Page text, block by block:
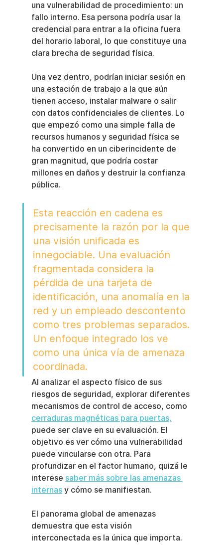
una vulnerabilidad de procedimiento: un
fallo interno. Esa persona podría usar la
credencial para entrar a la oficina fuera
del horario laboral, lo que constituye una
clara brecha de seguridad física.
Una vez dentro, podrían iniciar sesión en
una estación de trabajo a la que aún
tienen acceso, instalar malware o salir
con datos confidenciales de clientes. Lo
que empezó como una simple falla de
recursos humanos y seguridad física se
ha convertido en un ciberincidente de
gran magnitud, que podría costar
millones en daños y destruir la confianza
pública.
Esta reacción en cadena es
precisamente la razón por la que
una visión unificada es
innegociable. Una evaluación
fragmentada considera la
pérdida de una tarjeta de
identificación, una anomalía en la
red y un empleado descontento
como tres problemas separados.
Un enfoque integrado los ve
como una única vía de amenaza
coordinada.
Al analizar el aspecto físico de sus
riesgos de seguridad, explorar diferentes
mecanismos de control de acceso, como
cerraduras magnéticas para puertas,
puede ser clave en su evaluación. El
objetivo es ver cómo una vulnerabilidad
puede vincularse con otra. Para
profundizar en el factor humano, quizá le
interese saber más sobre las amenazas
internas y cómo se manifiestan.
El panorama global de amenazas
demuestra que esta visión
interconectada es la única que importa.